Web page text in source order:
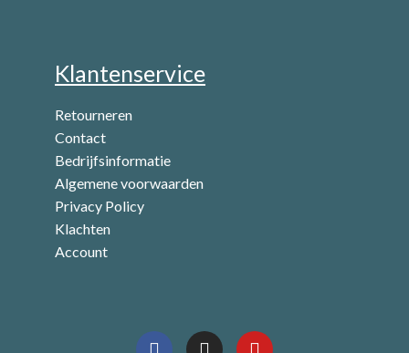
Klantenservice
Retourneren
Contact
Bedrijfsinformatie
Algemene voorwaarden
Privacy Policy
Klachten
Account